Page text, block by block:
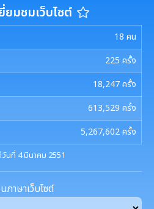
ยงบประมาณประจำปี
อจัดจ้าง หรือการจัดหาพัสดุประจำปี
ดจ้างหรือการจัดหาพัสดุ (งบลงทุน)
ซื้อจัดจ้างหรือการจัดหาพัสดุ
งานและอัตราค่าเสื่อมราคาสิน
พยากรบุคคล
รและพัฒนาทรัพยากรบุคคล
พัฒนาทรัพยากรบุคคล
ารและพัฒนาทรัพยากรบุคคล
หรับเจ้าหน้าที่ของรัฐ
ม
รเรื่องร้องเรียนการทุจริตฯ
เรียนการทุจริตและประพฤติมิชอบ
ญ
ริหาร
รส่วนร่วมในการดำเนินงานตาม
Gift Policy
นโยบาย No Gift Policy
ย No Gift Policy จากการปฏิบัติ
นงานตามนโยบาย No Gift
มและความโปร่งใส
มิน ITA ไปสู่การพัฒนาองค์กร
นการเพื่อส่งเสริมคุณธรรมและ
น่วยงานประจำปี
ารทุจริต
มชมเว็บไซต์
18 คน
225 ครั้ง
18,247ครั้ง
613,529 ครั้ง
5,267,602ครั้ง
นที่ 4 มีนาคม 2551
ภาษาเว็บไซต์